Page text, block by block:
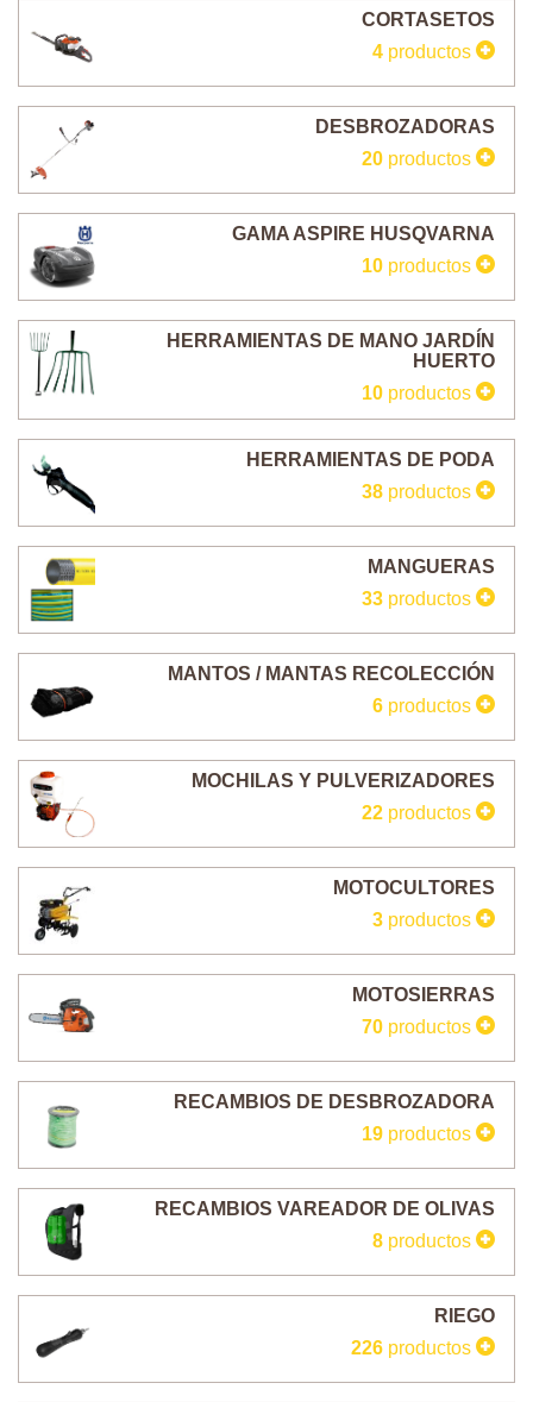
CORTASETOS
4 productos
DESBROZADORAS
20 productos
GAMA ASPIRE HUSQVARNA
10 productos
HERRAMIENTAS DE MANO JARDÍN
HUERTO
10 productos
HERRAMIENTAS DE PODA
38 productos
MANGUERAS
33 productos
MANTOS / MANTAS RECOLECCIÓN
6 productos
MOCHILAS Y PULVERIZADORES
22 productos
MOTOCULTORES
3 productos
MOTOSIERRAS
70 productos
RECAMBIOS DE DESBROZADORA
19 productos
RECAMBIOS VAREADOR DE OLIVAS
8 productos
RIEGO
226 productos